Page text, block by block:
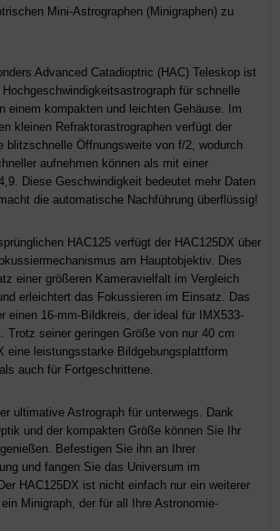
Mini-Astrographen (Minigraphen) zu
Advanced Catadioptric (HAC) Teleskop ist
für schnelle
einem kompakten und leichten Gehäuse. Im
kleinen Refraktorastrographen verfügt der
blitzschnelle Öffnungsweite von f/2, wodurch
aufnehmen können als mit einer
Diese Geschwindigkeit bedeutet mehr Daten
die automatische Nachführung überflüssig!
HAC125 verfügt der HAC125DX über
am Hauptobjektiv. Dies
einer größeren Kameravielfalt im Vergleich
erleichtert das Fokussieren im Einsatz. Das
einen 16-mm-Bildkreis, der ideal für IMX533-
Trotz seiner geringen Größe von nur 40 cm
eine leistungsstarke Bildgebungsplattform
auch für Fortgeschrittene.
ultimative Astrograph für unterwegs. Dank
und der kompakten Größe können Sie Ihr
Befestigen Sie ihn an Ihrer
und fangen Sie das Universum im
HAC125DX ist nicht einfach nur ein weiterer
Minigraph, der für all Ihre Astronomie-